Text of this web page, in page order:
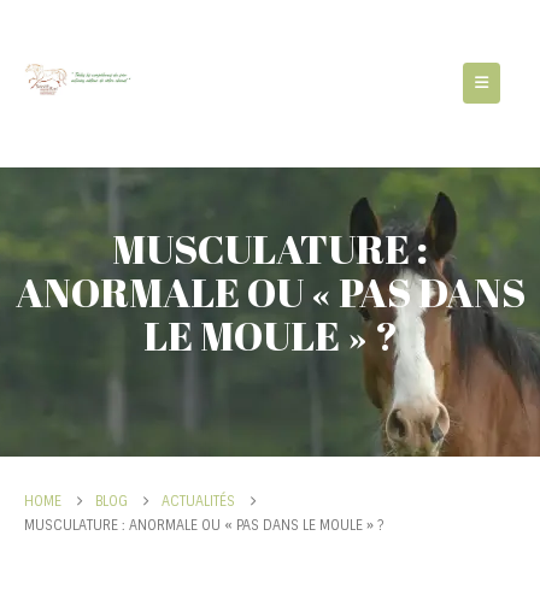
MUSCULATURE :
ANORMALE OU « PAS DANS
LE MOULE » ?
HOME BLOG
ACTUALITÉS
MUSCULATURE : ANORMALE OU « PAS DANS LE MOULE » ?